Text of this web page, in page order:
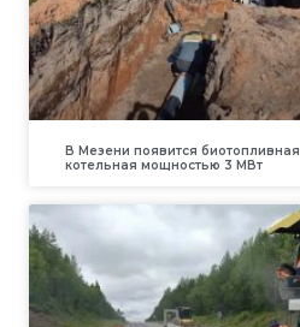
В Мезени появится биотопливная
котельная мощностью 3 МВт